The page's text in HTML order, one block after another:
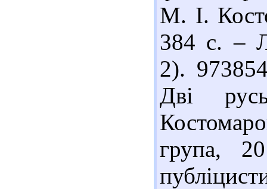
М. І.
384 с. –
2).
Дві
група,